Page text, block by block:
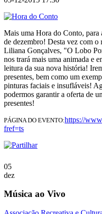
Mais uma Hora do Conto, para
de dezembro! Desta vez com
Liliana Gonçalves, "O Lobo
nos trará mais uma animada e
leitura da sua nova história!
presentes, bem como um
pinturas faciais e insufláveis!
podermos garantir a oferta de
presentes!
PÁGINA DO EVENTO:https://
fref=ts
05
dez
Música ao Vivo